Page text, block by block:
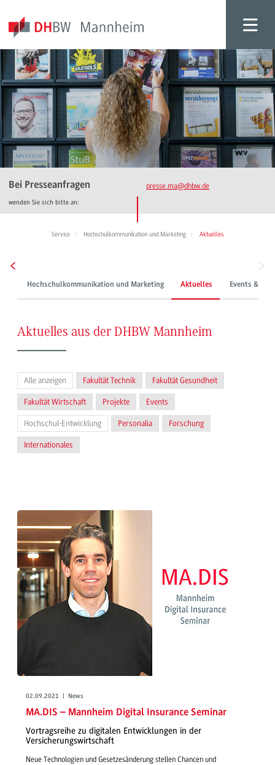
Bei Presseanfragen
wenden Sie sich bitte an:
presse.ma@dhbw.de
Service Hochschulkommunikation und Marketing Aktuelles
Hochschulkommunikation und Marketing Aktuelles Events &
Aktuelles aus der DHBW Mannheim
Alle anzeigen Fakultät Technik Fakultät Gesundheit
Fakultät Wirtschaft Projekte Events
Hochschul-Entwicklung Personalia Forschung
Internationales
02.09.2021 | News
MA.DIS – Mannheim Digital Insurance Seminar
Vortragsreihe zu digitalen Entwicklungen in der
Versicherungswirtschaft
Neue Technologien und Gesetzesänderung stellen Chancen und